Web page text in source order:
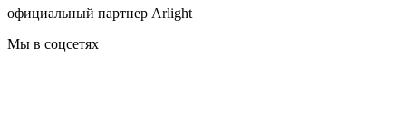
официальный партнер Arlight
Мы в соцсетях